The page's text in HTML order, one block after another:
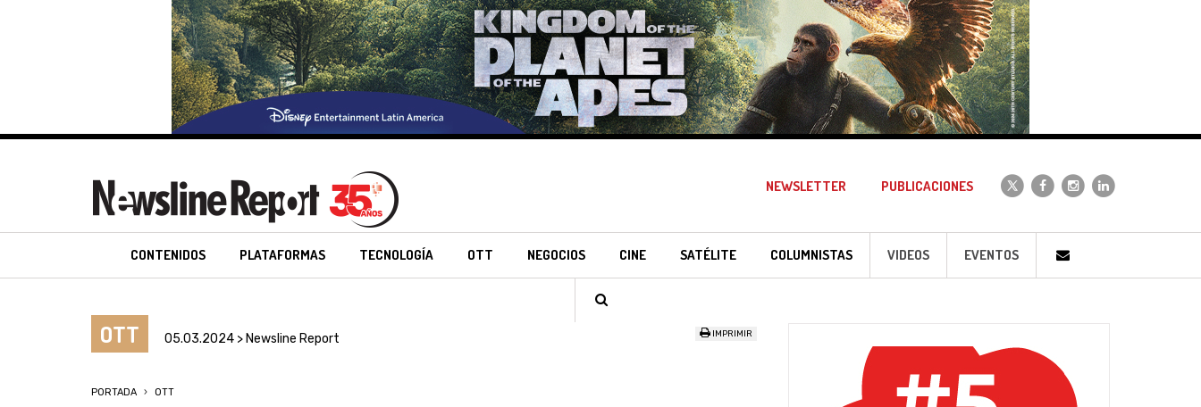
NEWSLETTER PUBLICACIONES
CONTENIDOS PLATAFORMAS TECNOLOGÍA OTT NEGOCIOS CINE SATÉLITE COLUMNISTAS VIDEOS EVENTOS
OTT 05.03.2024 > Newsline Report IMPRIMIR
PORTADA OTT